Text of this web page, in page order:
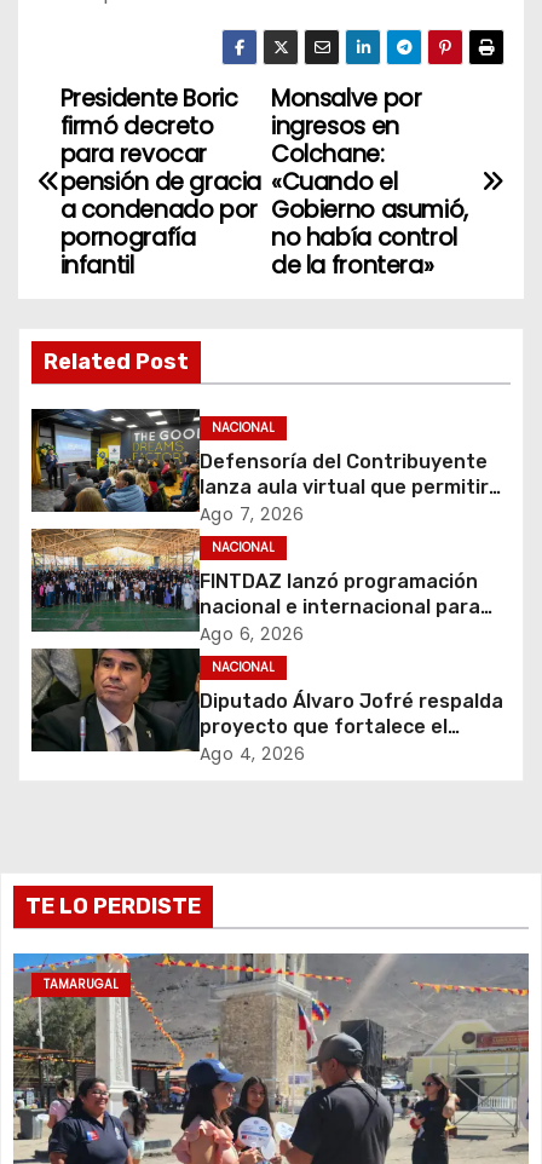
N
a
a
c
i
ó
n
d
e
e
a
d
a
s
Monsalve por
ingresos en
Colchane:
«Cuando el
Gobierno asumió,
no había control
de la frontera»
Presidente Boric
firmó decreto
para revocar
pensión de gracia
a condenado por
pornografía
infantil
Related Post
NACIONAL
Defensoría del Contribuyente
lanza aula virtual que permitirá
acercar la educación tributaria
a miles de personas y
emprendedores de todo Chile
Ago 7, 2026
NACIONAL
FINTDAZ lanzó programación
nacional e internacional para
celebrar sus 19 años
Ago 6, 2026
NACIONAL
Diputado Álvaro Jofré respalda
proyecto que fortalece el
control de identidad durante
Ago 4, 2026
TE LO PERDISTE
TAMARUGAL